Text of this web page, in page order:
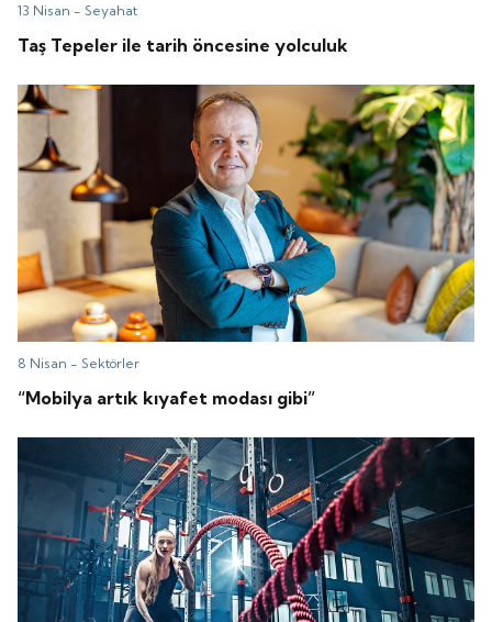
13 Nisan -Seyahat
Taş Tepeler ile tarih öncesine yolculuk
8 Nisan -Sektörler
“Mobilya artık kıyafet modası gibi”